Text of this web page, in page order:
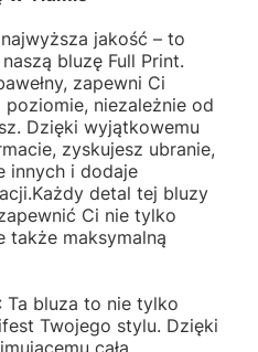
jakość – to
bluzę Full Print.
zapewni Ci
niezależnie od
Dzięki wyjątkowemu
zyskujesz ubranie,
innych i dodaje
detal tej bluzy
Ci nie tylko
także maksymalną
: Ta bluza to nie tylko
Twojego stylu. Dzięki